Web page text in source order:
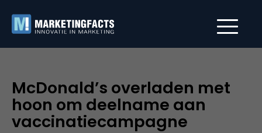
McDonald’s overladen met
hoon om deelname aan
vaccinatiecampagne